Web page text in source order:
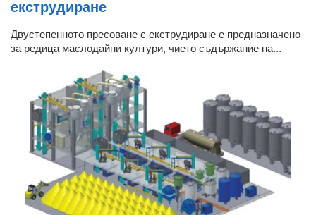
екструдиране
Двустепенното пресоване с екструдиране е предназначено
за редица маслодайни култури, чието съдържание на...